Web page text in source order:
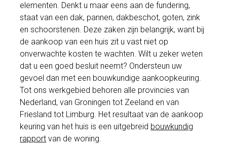
elementen. Denkt u maar eens aan de fundering,
staat van een dak, pannen, dakbeschot, goten, zink
en schoorstenen. Deze zaken zijn belangrijk, want bij
de aankoop van een huis zit u vast niet op
onverwachte kosten te wachten. Wilt u zeker weten
dat u een goed besluit neemt? Ondersteun uw
gevoel dan met een bouwkundige aankoopkeuring.
Tot ons werkgebied behoren alle provincies van
Nederland, van Groningen tot Zeeland en van
Friesland tot Limburg. Het resultaat van de aankoop
keuring van het huis is een uitgebreid bouwkundig
rapport van de woning.